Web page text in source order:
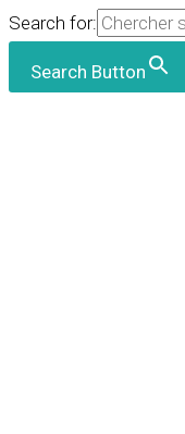
Search for:
Search Button